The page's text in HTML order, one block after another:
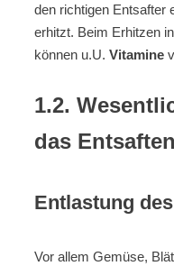
den richtigen Entsafter
erhitzt. Beim Erhitzen
können u.U. Vitamine
1.2.
das Entsaften
Entlastung
Vor allem Gemüse,